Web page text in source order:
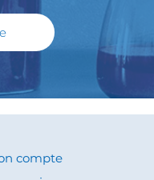
compte